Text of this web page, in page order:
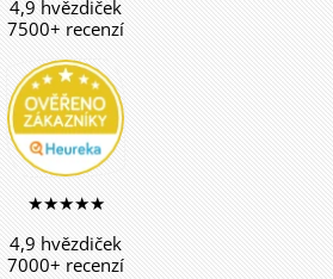
4,9 hvězdiček
7500+ recenzí
★★★★★
4,9 hvězdiček
7000+ recenzí